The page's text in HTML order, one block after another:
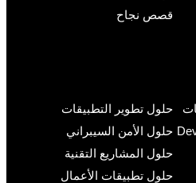
قصص نجاح
حلول تطوير التطبيقات
حلول الأمن السيبراني
حلول المشاريع التقنية
حلول تطبيقات الأعمال